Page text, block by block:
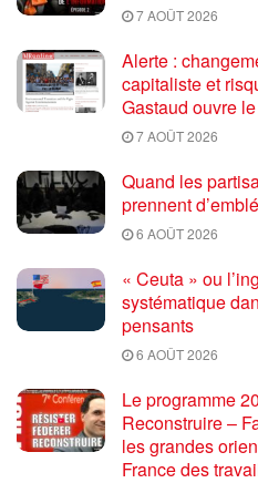
7 AOÛT 2026
Alerte :
capitaliste et
Gastaud ouvre
7 AOÛT 2026
Quand les
prennent
6 AOÛT 2026
« Ceuta » ou
systématique
pensants
6 AOÛT 2026
Le programme
Reconstruire –
les grandes
France des